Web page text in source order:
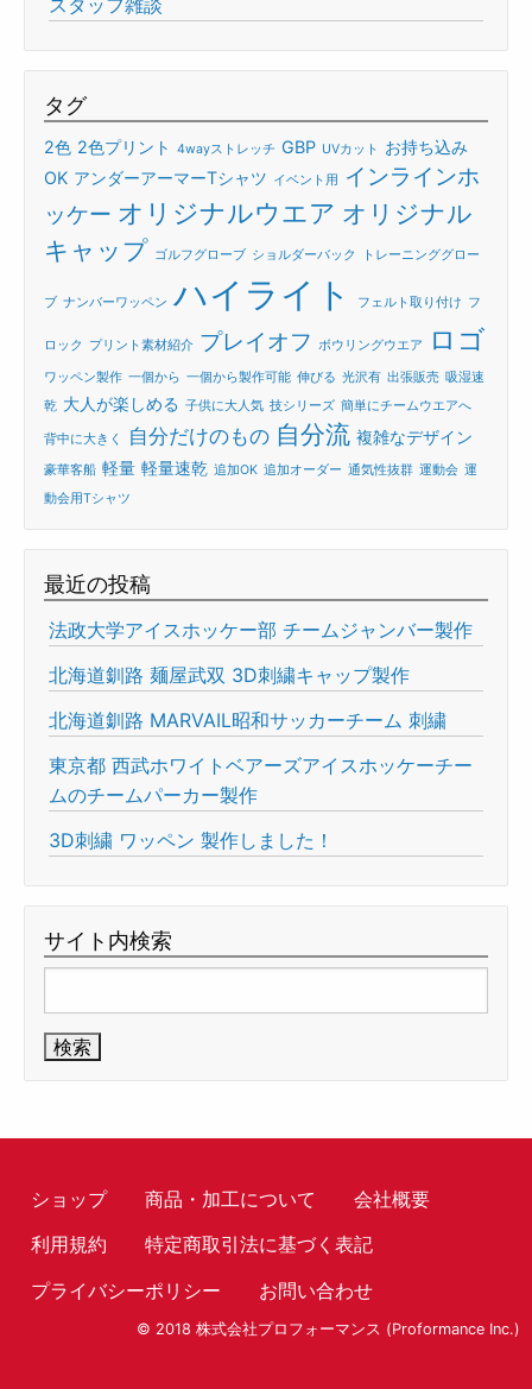
タグ
2色 2色プリント 4wayストレッチ GBP UVカット
お持ち込み
OK アンダーアーマーTシャツ イベント用
インラインホ
ッケー オリジナルウエア オリジナル
キャップ ゴルフグローブ ショルダーバック トレーニンググロー
ブ ナンバーワッペン ハイライト フェルト取り付け フ
ロック プリント素材紹介 プレイオフ ボウリングウエア ロゴ
ワッペン製作 一個から 一個から製作可能 伸びる 光沢有 出張販売 吸湿速
乾 大人が楽しめる 子供に大人気 技シリーズ 簡単にチームウエアへ
背中に大きく 自分だけのもの 自分流 複雑なデザイン
豪華客船 軽量 軽量速乾 追加OK 追加オーダー 通気性抜群 運動会 運
動会用Tシャツ
最近の投稿
法政大学アイスホッケー部 チームジャンバー製作
北海道釧路 麺屋武双 3D刺繍キャップ製作
北海道釧路 MARVAIL昭和サッカーチーム 刺繍
東京都 西武ホワイトベアーズアイスホッケーチー
ムのチームパーカー製作
3D刺繍 ワッペン 製作しました！
サイト内検索
索:
ショップ 商品・加工について
会社概要
利用規約
特定商取引法に基づく表記
プライバシーポリシー
お問い合わせ
© 2018 株式会社プロフォーマンス (Proformance Inc.)